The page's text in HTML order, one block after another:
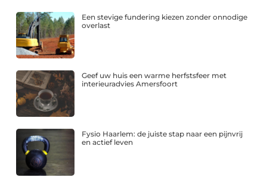
Een stevige fundering kiezen zonder onnodige
overlast
Geef uw huis een warme herfstsfeer met
interieuradvies Amersfoort
Fysio Haarlem: de juiste stap naar een pijnvrij
en actief leven